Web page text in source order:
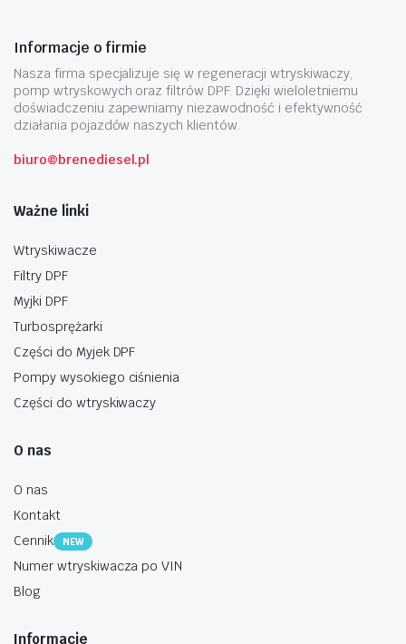
Informacje o firmie
Nasza firma specjalizuje się w regeneracji wtryskiwaczy,
pomp wtryskowych oraz filtrów DPF. Dzięki wieloletniemu
doświadczeniu zapewniamy niezawodność i efektywność
działania pojazdów naszych klientów.
biuro@brenediesel.pl
Ważne linki
Wtryskiwacze
Filtry DPF
Myjki DPF
Turbosprężarki
Części do Myjek DPF
Pompy wysokiego ciśnienia
Części do wtryskiwaczy
O nas
O nas
Kontakt
Cennik
NEW
Numer wtryskiwacza po VIN
Blog
Informacje